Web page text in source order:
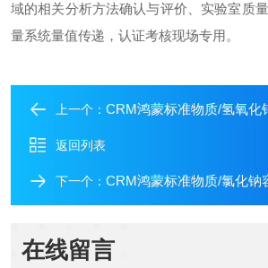
域的相关分析方法确认与评价、实验室质
量系统量值传递，认证考核现场专用。
上一个： CRM鸿蒙标准物质/氢氧化钾容量分析用溶液标
返回列表
下一个： CRM鸿蒙标准物质/氯化钠容量分析用溶液标准
在线留言